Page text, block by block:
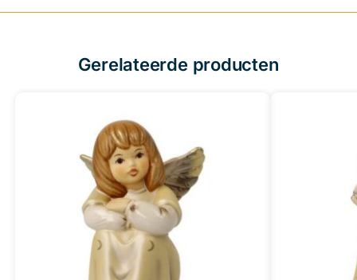
Gerelateerde producten